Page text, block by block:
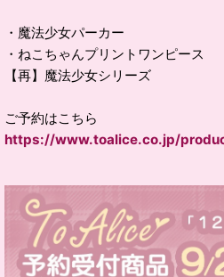
・魔法少女パーカー
・ねこちゃんプリントワンピース
【再】魔法少女シリーズ
ご予約はこちら
https://www.toalice.co.jp/